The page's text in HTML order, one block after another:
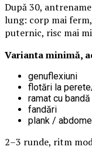
După 30,
lung: corp mai
puternic, risc mai
Varianta minimă,
genuflexiuni
flotări la
ramat cu
fandări
plank /
2–3 runde, ritm